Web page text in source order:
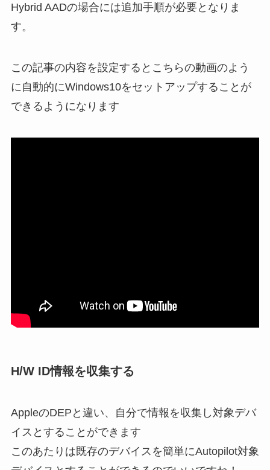
Hybrid AADの場合には追加手順が必要となりま
す。
この記事の内容を設定するとこちらの動画のよう
に自動的にWindows10をセットアップすることが
できるようになります
H/W ID情報を収集する
AppleのDEPと違い、自分で情報を収集し対象デバ
イスとすることができます
このあたりは既存のデバイスを簡単にAutopilot対象